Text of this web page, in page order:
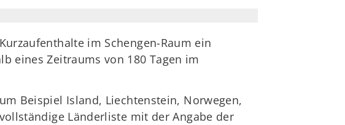
im Schengen-Raum ein
eines Zeitraums von 180 Tagen im
Beispiel Island, Liechtenstein, Norwegen,
Länderliste mit der Angabe der